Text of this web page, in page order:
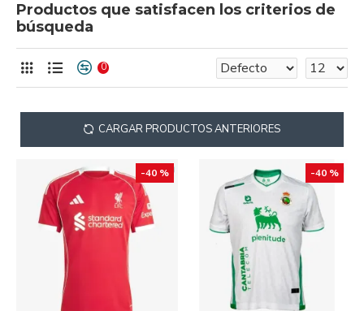
Productos que satisfacen los criterios de
búsqueda
0
CARGAR PRODUCTOS ANTERIORES
-40 % -40 %